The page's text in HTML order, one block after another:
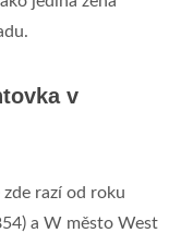
v
razí od roku
a W město West